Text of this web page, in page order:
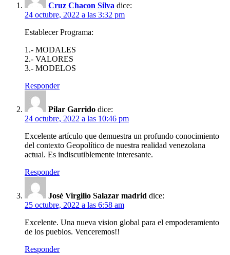
Cruz Chacon Silva dice:
24 octubre, 2022 a las 3:32 pm
Establecer Programa:
1.- MODALES
2.- VALORES
3.- MODELOS
Responder
Pilar Garrido dice:
24 octubre, 2022 a las 10:46 pm
Excelente artículo que demuestra un profundo conocimiento
del contexto Geopolítico de nuestra realidad venezolana
actual. Es indiscutiblemente interesante.
Responder
José Virgilio Salazar madrid dice:
25 octubre, 2022 a las 6:58 am
Excelente. Una nueva vision global para el empoderamiento
de los pueblos. Venceremos!!
Responder